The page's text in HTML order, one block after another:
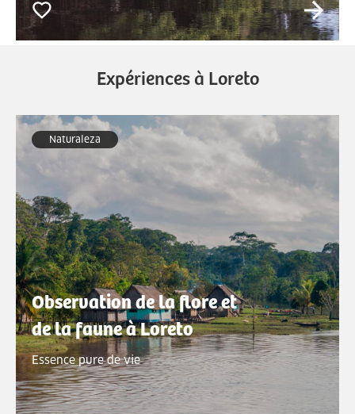
Expériences à Loreto
Naturaleza
Observation de la flore et
de la faune à Loreto
Essence pure de vie